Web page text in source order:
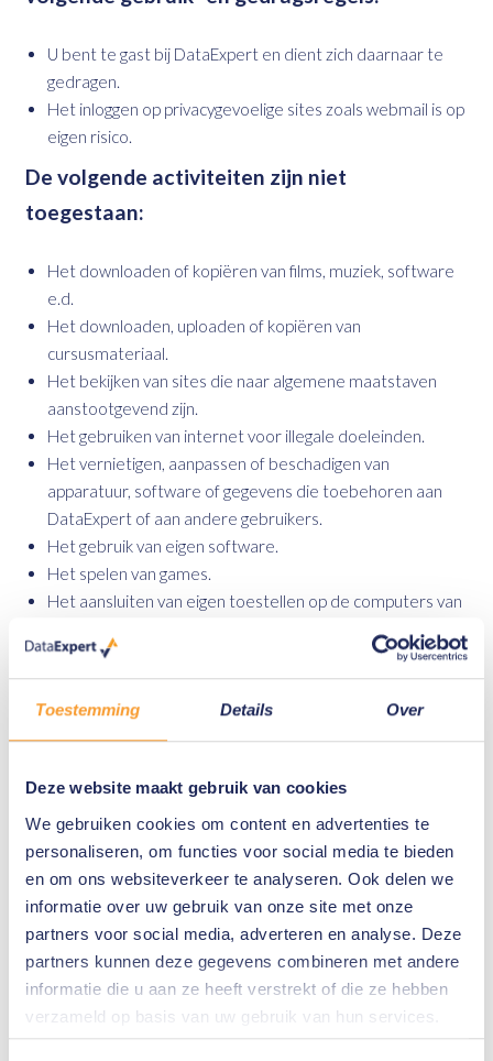
Toestemming Details Over
Deze website maakt gebruik van cookies
We gebruiken cookies om content en advertenties te
personaliseren, om functies voor social media te bieden
en om ons websiteverkeer te analyseren. Ook delen we
informatie over uw gebruik van onze site met onze
partners voor social media, adverteren en analyse. Deze
partners kunnen deze gegevens combineren met andere
informatie die u aan ze heeft verstrekt of die ze hebben
verzameld op basis van uw gebruik van hun services.
U bent te gast bij DataExpert en dient zich daarnaar te
gedragen.
Het inloggen op privacygevoelige sites zoals webmail is op
eigen risico.
De volgende activiteiten zijn niet
toegestaan:
Het downloaden of kopiëren van films, muziek, software
e.d.
Het downloaden, uploaden of kopiëren van
cursusmateriaal.
Het bekijken van sites die naar algemene maatstaven
aanstootgevend zijn.
Het gebruiken van internet voor illegale doeleinden.
Het vernietigen, aanpassen of beschadigen van
apparatuur, software of gegevens die toebehoren aan
DataExpert of aan andere gebruikers.
Het gebruik van eigen software.
Het spelen van games.
Het aansluiten van eigen toestellen op de computers van
Het niet naleven van deze richtlijnen of het
misbruiken van de computer of de toegang tot
Tijdelijke of definitieve uitsluiting van het gebruik van
internet.
Melding bij uw werkgever.
Aansprakelijkheid voor de veroorzaakte schade.
Bij ernstige vergrijpen: aangifte hiervan.
Door het wegklikken van dit scherm verklaart